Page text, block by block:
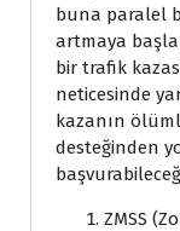
buna paralel
artmaya
bir trafik
neticesinde
kazanın
desteğinden
ZMSS